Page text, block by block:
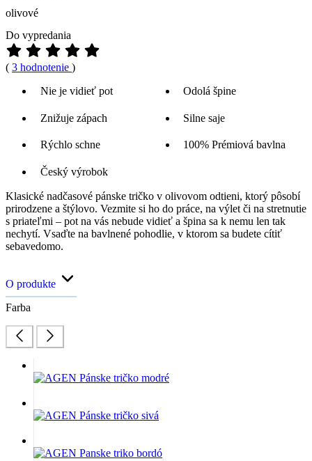
olivové
Do vypredania
( 3 hodnotenie )
Nie je vidieť pot
Odolá špine
Znižuje zápach Silne saje
Rýchlo schne 100% Prémiová bavlna
Český výrobok
Klasické nadčasové pánske tričko v olivovom odtieni, ktorý pôsobí
prirodzene a štýlovo. Vezmite si ho do práce, na výlet či na stretnutie
s priateľmi – pot na vás nebude vidieť a špina sa k nemu len tak
nechytí. Vsaďte na bavlnené pohodlie, v ktorom sa budete cítiť
sebavedomo.
O produkte
Farba